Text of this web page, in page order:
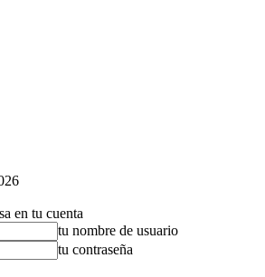
en tu cuenta
tu nombre de usuario
tu contraseña